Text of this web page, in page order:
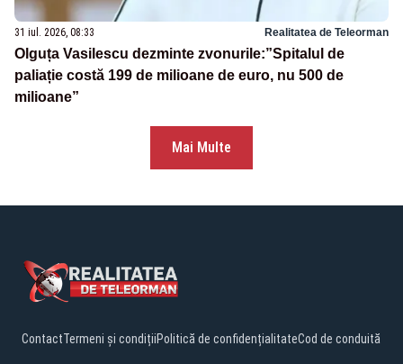
31 iul. 2026, 08:33 Realitatea de Teleorman
Olguța Vasilescu dezminte zvonurile:”Spitalul de
paliație costă 199 de milioane de euro, nu 500 de
milioane”
Mai Multe
ContactTermeni și condițiiPolitică de confidențialitateCod de conduită